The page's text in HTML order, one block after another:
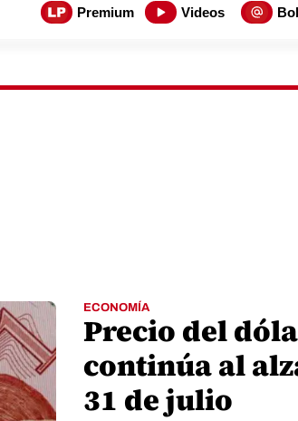
Premium Videos
ECONOMÍA
Precio del
continúa al
31 de julio